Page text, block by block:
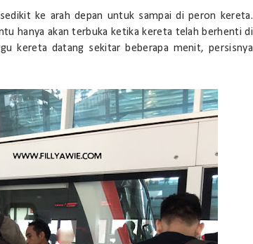
ke arah depan untuk sampai di peron kereta.
hanya akan terbuka ketika kereta telah berhenti di
kereta datang sekitar beberapa menit, persisnya